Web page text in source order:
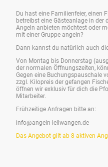
Du hast eine Familienfeier, einen
betreibst eine Gästeanlage in der
Angeln anbieten möchtest oder
mit einer Gruppe angeln?
Dann kannst du natürlich auch
Von Montag bis Donnerstag
der normalen Öffnungszeiten,
Gegen eine Buchungspauschale
zzgl. Kilopreis der gefangen
öffnen wir exklusiv für dich die
Mitarbeiter.
Frühzeitige Anfragen bitte an:
info@angeln-lellwangen.de
Das Angebot gilt ab 8 aktiven